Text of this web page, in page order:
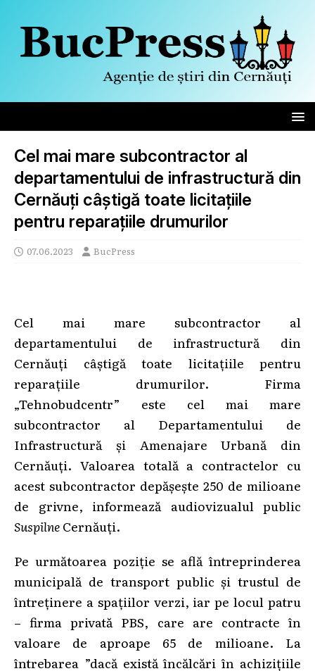
Cel mai mare subcontractor al
departamentului de infrastructură din
Cernăuți câștigă toate licitațiile
pentru reparațiile drumurilor
07.06.2023 BucPress
Cel mai mare subcontractor al
departamentului de infrastructură din
Cernăuți câștigă toate licitațiile pentru
reparațiile drumurilor. Firma
„Tehnobudcentr” este cel mai mare
subcontractor al Departamentului de
Infrastructură și Amenajare Urbană din
Cernăuți. Valoarea totală a contractelor cu
acest subcontractor depășește 250 de milioane
de grivne, informează audiovizualul public
SuspilneCernăuți.
Pe următoarea poziție se află întreprinderea
municipală de transport public și trustul de
întreținere a spațiilor verzi, iar pe locul patru
– firma privată PBS, care are contracte în
valoare de aproape 65 de milioane. La
întrebarea ”dacă există încălcări în achizițiile